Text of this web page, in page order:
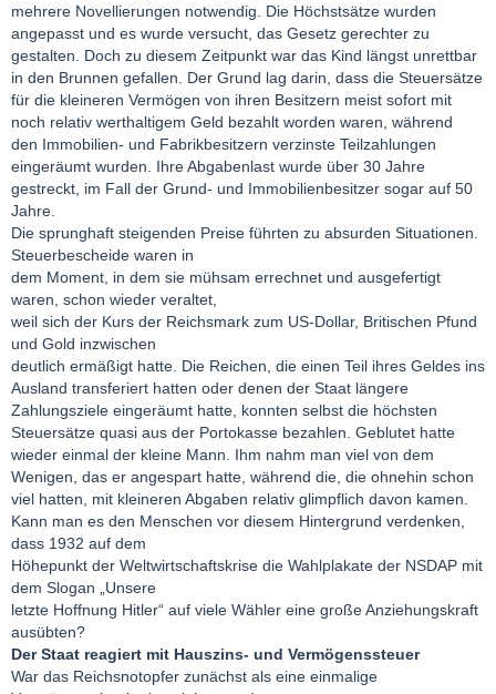
mehrere Novellierungen notwendig. Die Höchstsätze wurden
angepasst und es wurde versucht, das Gesetz gerechter zu
gestalten. Doch zu diesem Zeitpunkt war das Kind längst unrettbar
in den Brunnen gefallen. Der Grund lag darin, dass die Steuersätze
für die kleineren Vermögen von ihren Besitzern meist sofort mit
noch relativ werthaltigem Geld bezahlt worden waren, während
den Immobilien- und Fabrikbesitzern verzinste Teilzahlungen
eingeräumt wurden. Ihre Abgabenlast wurde über 30 Jahre
gestreckt, im Fall der Grund- und Immobilienbesitzer sogar auf 50
Jahre.
Die sprunghaft steigenden Preise führten zu absurden Situationen.
Steuerbescheide waren in
dem Moment, in dem sie mühsam errechnet und ausgefertigt
waren, schon wieder veraltet,
weil sich der Kurs der Reichsmark zum US-Dollar, Britischen Pfund
und Gold inzwischen
deutlich ermäßigt hatte. Die Reichen, die einen Teil ihres Geldes ins
Ausland transferiert hatten oder denen der Staat längere
Zahlungsziele eingeräumt hatte, konnten selbst die höchsten
Steuersätze quasi aus der Portokasse bezahlen. Geblutet hatte
wieder einmal der kleine Mann. Ihm nahm man viel von dem
Wenigen, das er angespart hatte, während die, die ohnehin schon
viel hatten, mit kleineren Abgaben relativ glimpflich davon kamen.
Kann man es den Menschen vor diesem Hintergrund verdenken,
dass 1932 auf dem
Höhepunkt der Weltwirtschaftskrise die Wahlplakate der NSDAP mit
dem Slogan „Unsere
letzte Hoffnung Hitler“ auf viele Wähler eine große Anziehungskraft
ausübten?
Der Staat reagiert mit Hauszins- und Vermögenssteuer
War das Reichsnotopfer zunächst als eine einmalige